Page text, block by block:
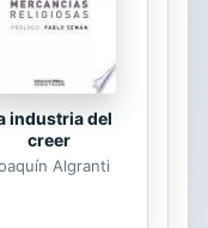
industria del
creer
Algranti